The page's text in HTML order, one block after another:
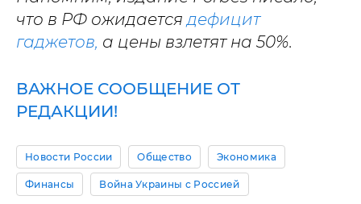
что в РФ ожидается дефицит
гаджетов, а цены взлетят на 50%.
ВАЖНОЕ СООБЩЕНИЕ ОТ
РЕДАКЦИИ!
Новости России Общество Экономика
Финансы Война Украины с Россией